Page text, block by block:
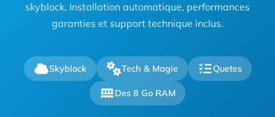
skyblock. Installation automatique, performances
garanties et support technique inclus.
Skyblock Tech & Magie Quetes
Des 8 Go RAM